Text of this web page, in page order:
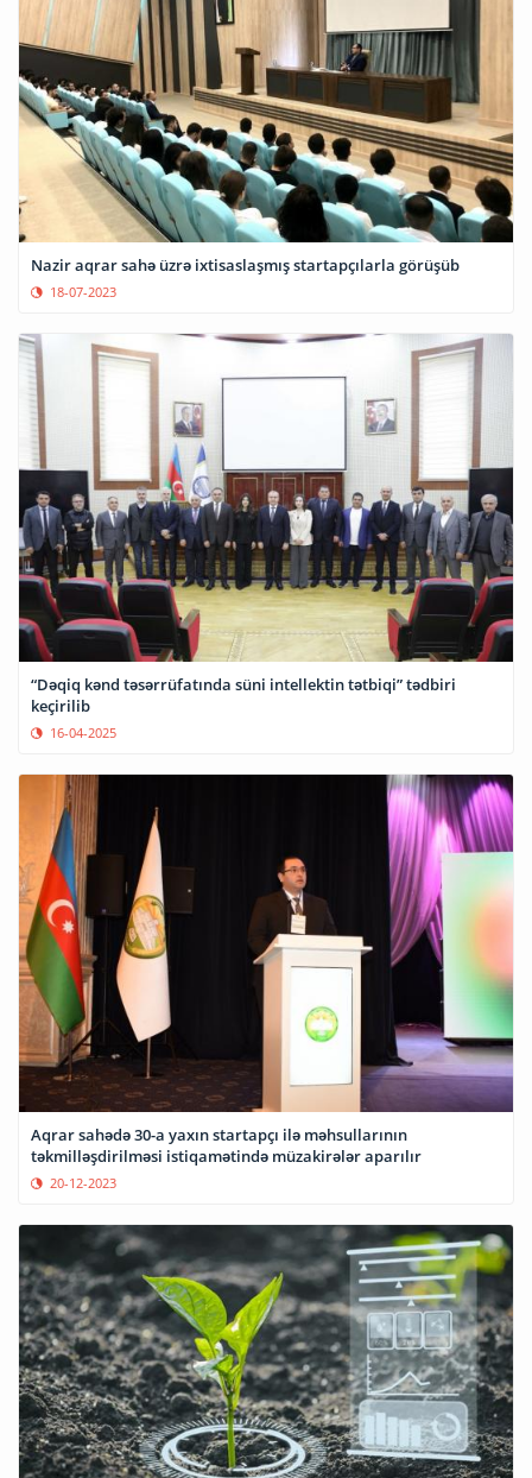
Nazir aqrar sahə üzrə ixtisaslaşmış startapçılarla görüşüb
18-07-2023
“Dəqiq kənd təsərrüfatında süni intellektin tətbiqi” tədbiri
keçirilib
16-04-2025
Aqrar sahədə 30-a yaxın startapçı ilə məhsullarının
təkmilləşdirilməsi istiqamətində müzakirələr aparılır
20-12-2023